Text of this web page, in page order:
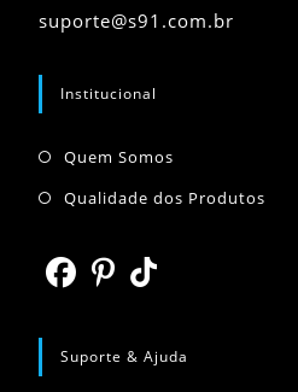
seu
suporte@s91.com.brAbre
Institucional
Quem SomosAbre
Qualidade dos ProdutosAbre
em
em em
Suporte & Ajuda